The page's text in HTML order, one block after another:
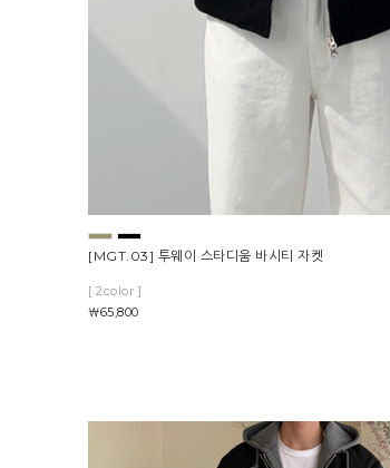
[MGT.03] 투웨이 스타디움 바시티 자켓
[ 2color ]
￦65,800